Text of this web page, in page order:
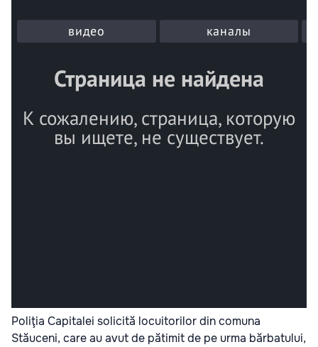
Poliţia Capitalei solicită locuitorilor din comuna
Stăuceni, care au avut de pătimit de pe urma bărbatului,